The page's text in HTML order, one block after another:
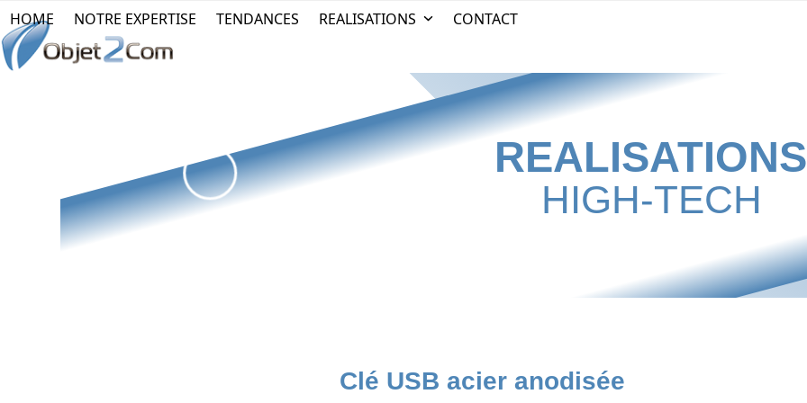
Skip
to
content
HOME NOTRE EXPERTISE TENDANCES REALISATIONS CONTACT
REALISATIONS
HIGH-TECH
Clé USB acier anodisée